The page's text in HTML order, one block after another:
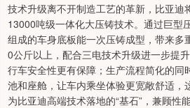
技术升级离不开制造工艺的革新，比亚迪
13000吨级一体化大压铸技术。通过巨型
组成的车身底板能一次压铸成型，带来多
0公斤以上，配合三电技术升级进一步提
行车安全性更有保障；生产流程简化的同
池和座舱，让车内乘坐体验更宽敞舒适，
为比亚迪高端技术落地的“基石”，兼顾性